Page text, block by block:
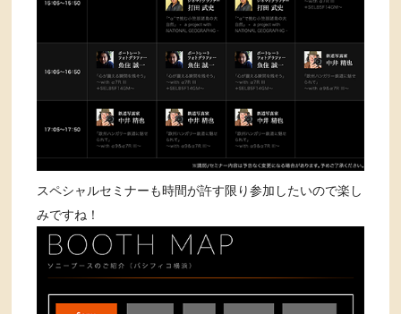
スペシャルセミナーも時間が許す限り参加したいので楽し
みですね！